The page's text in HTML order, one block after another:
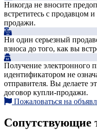
Никогда не вносите
встретитесь с продавцом
продажи.
Ни один серьезный
взноса до того, как вы
Получение электронного
идентификатором не
отправителя. Вы делаете
договор купли-продажи.
Пожаловаться на
Сопутствующие